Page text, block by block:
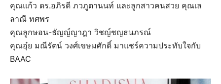
คุณแก้ว ดร.อภิรดี ภวภูตานนท์ และลูกสาวคนสวย คุณเล
ลาณี ทศพร
คุณลูกษอน-ธัญญ์ญาฎา วิชญ์ชญธนภรณ์
คุณอุ๋ย มณีรัตน์ วงศ์เขษมศักดิ์ มาแชร์ความประทับใจกับ
BAAC